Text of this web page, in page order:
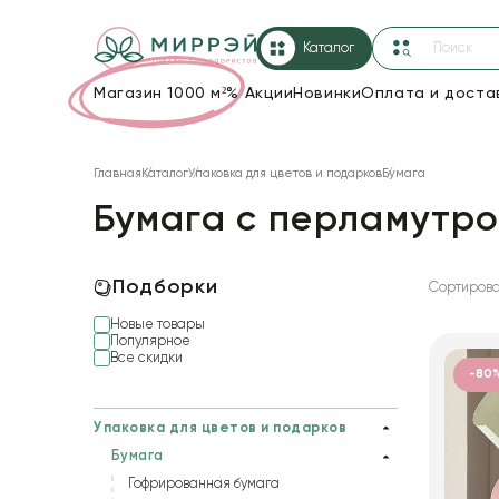
Каталог
Магазин 1000 м²%Акции НовинкиОплата и
Корзины и плетеные изделия
Коробки для цветов
Декор для дома
Пакеты для цветов и подарков
Главная КаталогУпаковка для цветов и подарковБумага
Бумага с
Подборки
Новые товары
Популярное
Все скидки
Упаковка для цветов и подарков
Бумага
Гофрированная бумага
-